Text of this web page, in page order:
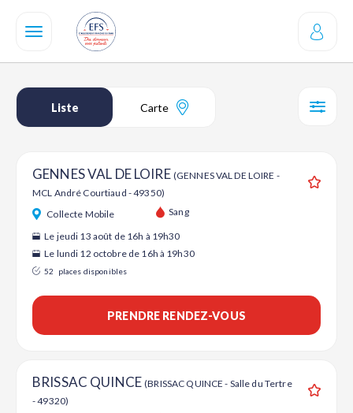
contenu
Liste Carte
GENNES VAL DE LOIRE (GENNES VAL DE LOIRE -
MCL André Courtiaud - 49350)
Collecte Mobile Sang
Le jeudi 13 août de 16h à 19h30
Le lundi 12 octobre de 16h à 19h30
52 places disponibles
PRENDRE RENDEZ-VOUS
BRISSAC QUINCE(BRISSAC QUINCE - Salle du Tertre
- 49320)